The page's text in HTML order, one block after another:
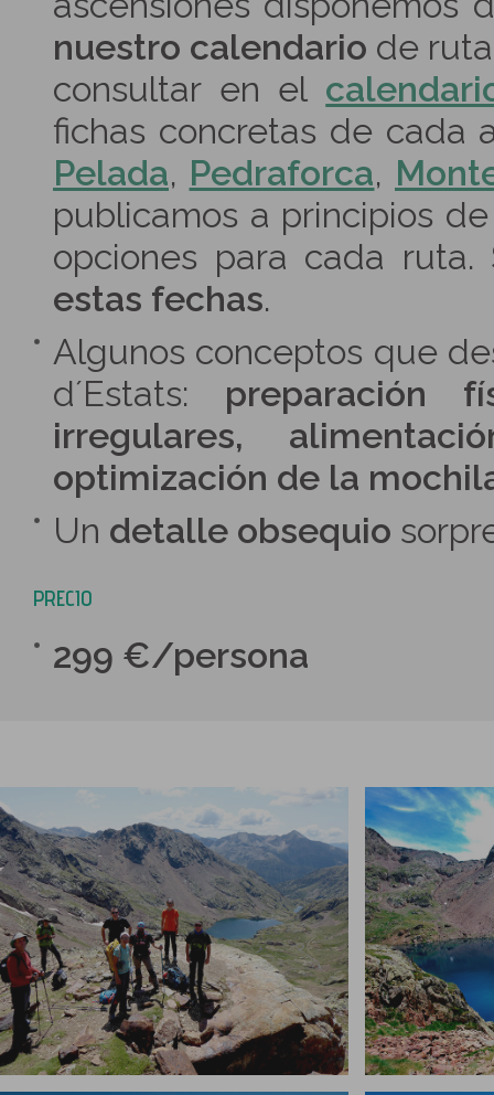
nuestro calendario de
consultar en el
fichas concretas de cada
Pelada, Pedraforca,
publicamos a principios
opciones para cada
estas fechas.
Algunos conceptos que
d´Estats: preparación
irregulares,
optimización de la
Un detalle obsequio
PRECIO
299 €/persona